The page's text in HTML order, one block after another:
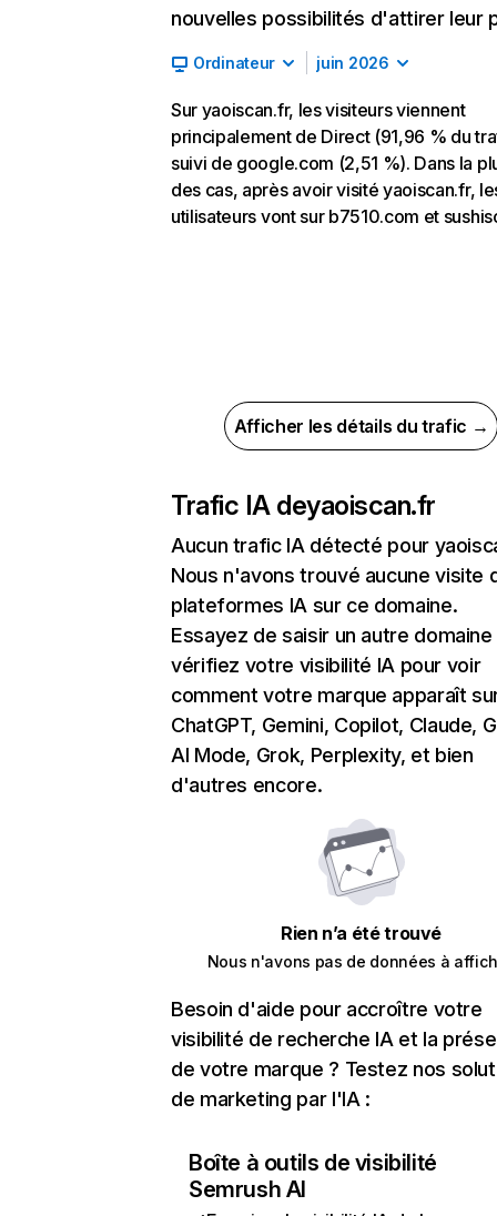
nouvelles possibilités d'attirer leur
Ordinateur juin 2026
Sur yaoiscan.fr, les visiteurs viennent
principalement de Direct (91,96 % du
suivi de google.com (2,51 %). Dans la
des cas, après avoir visité yaoiscan.fr,
utilisateurs vont sur b7510.com et
Afficher les détails du trafic →
Trafic IA deyaoiscan.fr
Aucun trafic IA détecté pour
Nous n'avons trouvé aucune visite
plateformes IA sur ce domaine.
Essayez de saisir un autre domaine
vérifiez votre visibilité IA pour voir
comment votre marque apparaît
ChatGPT, Gemini, Copilot, Claude,
AI Mode, Grok, Perplexity, et bien
d'autres encore.
Rien n’a été trouvé
Nous n'avons pas de données à
Besoin d'aide pour accroître votre
visibilité de recherche IA et la
de votre marque ? Testez nos
de marketing par l'IA :
Boîte à outils de visibilité
Semrush AI